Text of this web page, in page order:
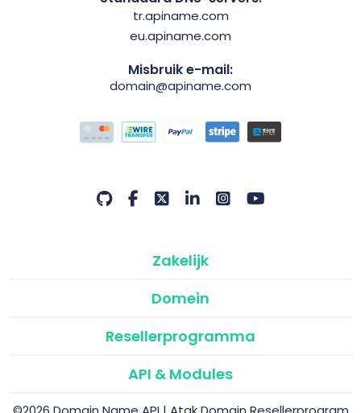
tr.apiname.com
eu.apiname.com
Misbruik e-mail:
domain@apiname.com
Zakelijk
Domein
Resellerprogramma
API & Modules